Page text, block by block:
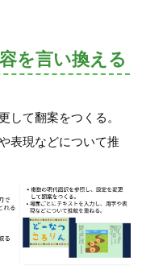
を言い換える
して翻案をつくる。
表現などについて推